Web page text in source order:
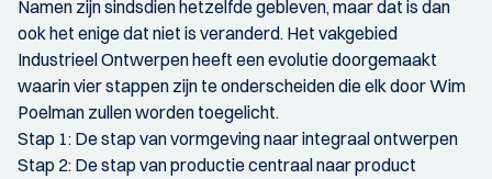
Namen zijn sindsdien hetzelfde gebleven, maar dat is dan
ook het enige dat niet is veranderd. Het vakgebied
Industrieel Ontwerpen heeft een evolutie doorgemaakt
waarin vier stappen zijn te onderscheiden die elk door Wim
Poelman zullen worden toegelicht.
Stap 1: De stap van vormgeving naar integraal ontwerpen
Stap 2: De stap van productie centraal naar product